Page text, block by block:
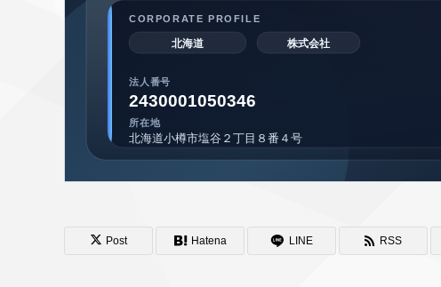
Post Hatena LINE RSS